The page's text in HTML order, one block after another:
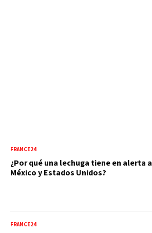
FRANCE24
¿Por qué una lechuga tiene en alerta a
México y Estados Unidos?
FRANCE24